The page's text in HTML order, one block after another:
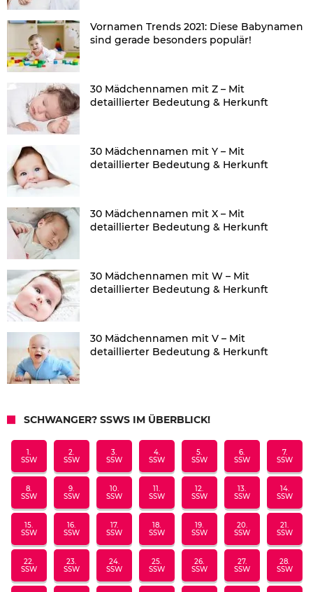
Vornamen Trends 2021: Diese Babynamen
sind gerade besonders populär!
30 Mädchennamen mit Z – Mit
detaillierter Bedeutung & Herkunft
30 Mädchennamen mit Y – Mit
detaillierter Bedeutung & Herkunft
30 Mädchennamen mit X – Mit
detaillierter Bedeutung & Herkunft
30 Mädchennamen mit W – Mit
detaillierter Bedeutung & Herkunft
30 Mädchennamen mit V – Mit
detaillierter Bedeutung & Herkunft
SCHWANGER? SSWS IM ÜBERBLICK!
1.
SSW
2.
SSW
3.
SSW
4.
SSW
5.
SSW
6.
SSW
7.
SSW
8.
SSW
9.
SSW
10.
SSW
11.
SSW
12.
SSW
13.
SSW
14.
SSW
15.
SSW
16.
SSW
17.
SSW
18.
SSW
19.
SSW
20.
SSW
21.
SSW
22.
SSW
23.
SSW
24.
SSW
25.
SSW
26.
SSW
27.
SSW
28.
SSW